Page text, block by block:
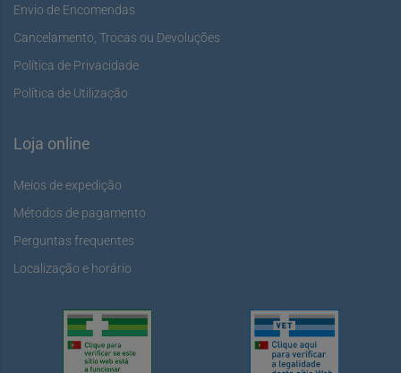
Envio de Encomendas
Cancelamento, Trocas ou Devoluções
Política de Privacidade
Política de Utilização
Loja online
Meios de expedição
Métodos de pagamento
Perguntas frequentes
Localização e horário